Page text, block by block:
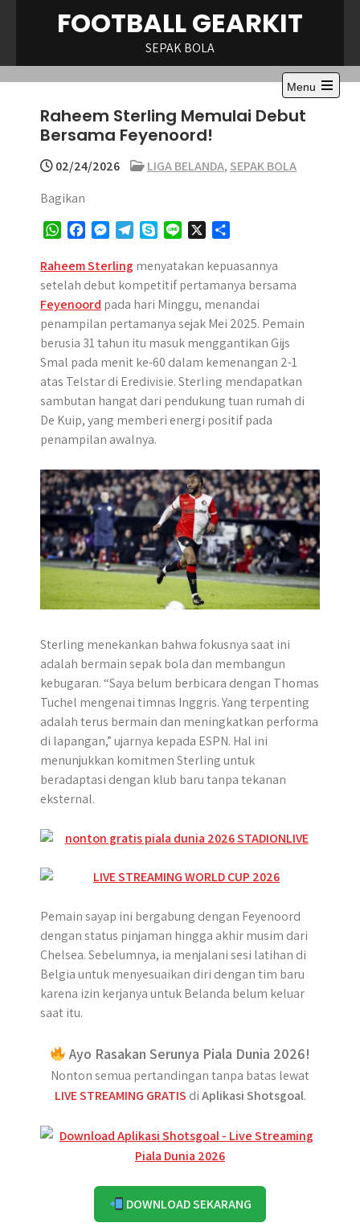
FOOTBALL GEARKIT
SEPAK BOLA
Menu
Open
Raheem Sterling Memulai Debut
Bersama Feyenoord!
02/24/2026 LIGA BELANDA, SEPAK BOLA
Bagikan
W
a
t
s
A
c
e
b
o
o
s
s
e
n
g
r
e
g
r
a
y
p
e
n
e
a
r
e
Raheem Sterling menyatakan kepuasannya
setelah debut kompetitif pertamanya bersama
Feyenoord pada hari Minggu, menandai
penampilan pertamanya sejak Mei 2025. Pemain
berusia 31 tahun itu masuk menggantikan Gijs
Smal pada menit ke-60 dalam kemenangan 2-1
atas Telstar di Eredivisie. Sterling mendapatkan
sambutan hangat dari pendukung tuan rumah di
De Kuip, yang memberi energi positif pada
penampilan awalnya.
Sterling menekankan bahwa fokusnya saat ini
adalah bermain sepak bola dan membangun
kebugaran. “Saya belum berbicara dengan Thomas
Tuchel mengenai timnas Inggris. Yang terpenting
adalah terus bermain dan meningkatkan performa
di lapangan,” ujarnya kepada ESPN. Hal ini
menunjukkan komitmen Sterling untuk
beradaptasi dengan klub baru tanpa tekanan
eksternal.
Pemain sayap ini bergabung dengan Feyenoord
dengan status pinjaman hingga akhir musim dari
Chelsea. Sebelumnya, ia menjalani sesi latihan di
Belgia untuk menyesuaikan diri dengan tim baru
karena izin kerjanya untuk Belanda belum keluar
saat itu.
Ayo Rasakan Serunya Piala Dunia 2026!
Nonton semua pertandingan tanpa batas lewat
LIVE STREAMING GRATIS diAplikasi Shotsgoal.
DOWNLOAD SEKARANG